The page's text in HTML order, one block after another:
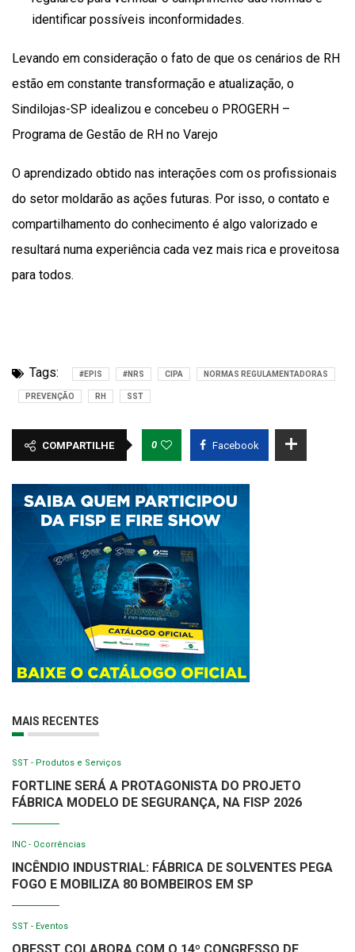
identificar possíveis inconformidades.
Levando em consideração o fato de que os cenários de RH
estão em constante transformação e atualização, o
Sindilojas-SP idealizou e concebeu o PROGERH –
Programa de Gestão de RH no Varejo
O aprendizado obtido nas interações com os profissionais
do setor moldarão as ações futuras. Por isso, o contato e
compartilhamento do conhecimento é algo valorizado e
resultará numa experiência cada vez mais rica e proveitosa
para todos.
Tags: #EPIS #NRS CIPA NORMAS REGULAMENTADORAS
PREVENÇÃO RH SST
COMPARTILHE 0 Facebook
MAIS RECENTES
SST - Produtos e Serviços
FORTLINE SERÁ A PROTAGONISTA DO PROJETO
FÁBRICA MODELO DE SEGURANÇA, NA FISP 2026
INC - Ocorrências
INCÊNDIO INDUSTRIAL: FÁBRICA DE SOLVENTES PEGA
FOGO E MOBILIZA 80 BOMBEIROS EM SP
SST - Eventos